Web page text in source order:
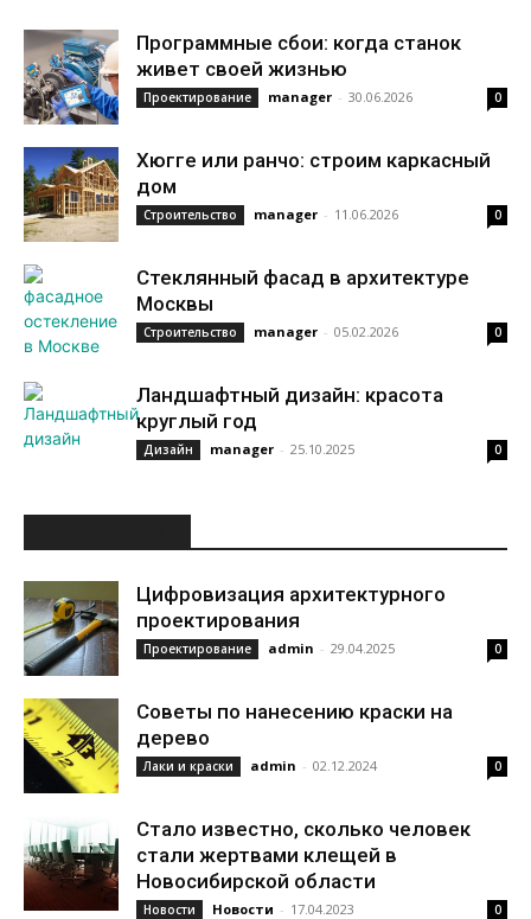
Программные сбои: когда станок
живет своей жизнью
Проектирование manager - 30.06.2026 0
Хюгге или ранчо: строим каркасный
дом
Строительство manager - 11.06.2026 0
Стеклянный фасад в архитектуре
Москвы
Строительство manager - 05.02.2026 0
Ландшафтный дизайн: красота
круглый год
Дизайн manager - 25.10.2025 0
Цифровизация архитектурного
проектирования
Проектирование admin - 29.04.2025 0
Советы по нанесению краски на
дерево
Лаки и краски admin - 02.12.2024 0
Стало известно, сколько человек
стали жертвами клещей в
Новосибирской области
Новости Новости - 17.04.2023 0